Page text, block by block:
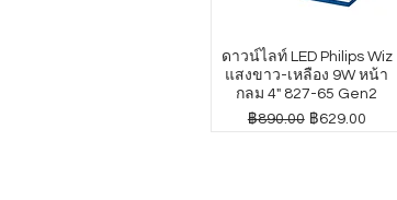
ดาวน์ไลท์ LED Philips Wiz
แสงขาว-เหลือง 9W หน้า
กลม 4" 827-65 Gen2
ราคาปกติ
฿890.00 ราคาขายลด
฿629.00